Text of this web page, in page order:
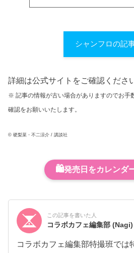
シャンフロの記
詳細は公式サイトをご確認くださ
※ 記事の情報が古い場合がありますのでお手
確認をお願いいたします。
© 硬梨菜・不二涼介 / 講談社
🛍️発売日をカレンダ
この記事を書いた人
コラボカフェ編集部
コラボカフェ編集部特撮班では